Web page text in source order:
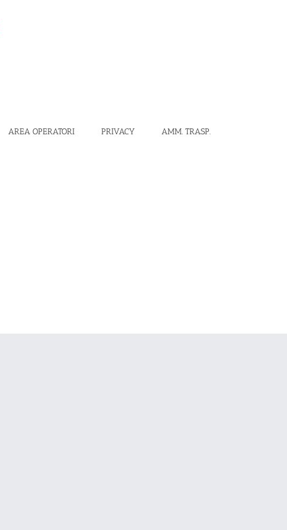
AREA OPERATORI PRIVACY AMM. TRASP.